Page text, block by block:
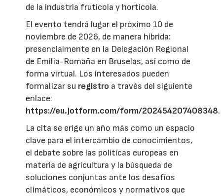
de la industria frutícola y hortícola.
El evento tendrá lugar el próximo 10 de
noviembre de 2026, de manera híbrida:
presencialmente en la Delegación Regional
de Emilia-Romaña en Bruselas, así como de
forma virtual. Los interesados pueden
formalizar su registro a través del siguiente
enlace:
https://eu.jotform.com/form/202454207408348.
La cita se erige un año más como un espacio
clave para el intercambio de conocimientos,
el debate sobre las políticas europeas en
materia de agricultura y la búsqueda de
soluciones conjuntas ante los desafíos
climáticos, económicos y normativos que